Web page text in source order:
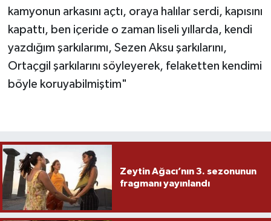
kamyonun arkasını açtı, oraya halılar serdi, kapısını
kapattı, ben içeride o zaman liseli yıllarda, kendi
yazdığım şarkılarımı, Sezen Aksu şarkılarını,
Ortaçgil şarkılarını söyleyerek, felaketten kendimi
böyle koruyabilmiştim"
Zeytin Ağacı’nın 3. sezonunun
fragmanı yayınlandı